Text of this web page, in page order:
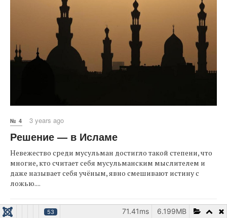
№ 4 3 years ago
Решение — в Исламе
Невежество среди мусульман достигло такой степени, что
многие, кто считает себя мусульманским мыслителем и
даже называет себя учёным, явно смешивают истину с
ложью....
53 6.199MB
71.41ms